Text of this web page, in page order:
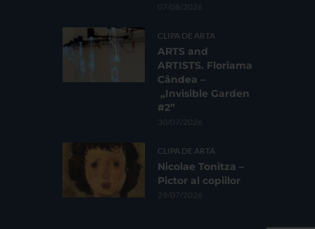
07/08/2026
CLIPA DE ARTA
ARTS and
ARTISTS. Floriama
Cândea –
„Invisible Garden
#2”
30/07/2026
CLIPA DE ARTA
Nicolae Tonitza –
Pictor al copiilor
29/07/2026